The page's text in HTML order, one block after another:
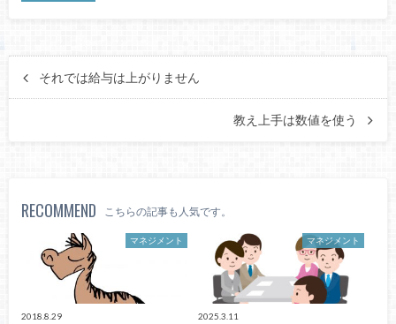
それでは給与は上がりません
教え上手は数値を使う
RECOMMEND こちらの記事も人気です。
マネジメント
2018.8.29
マネジメント
2025.3.11